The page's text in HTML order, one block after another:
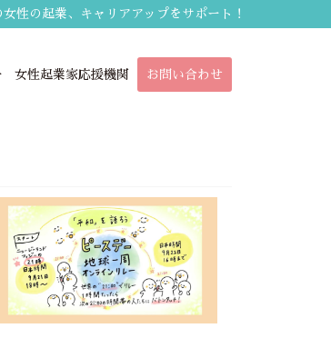
性の起業、キャリアアップをサポート！
女性起業家応援機関 お問い合わせ